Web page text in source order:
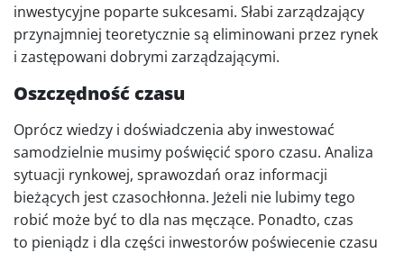
inwestycyjne poparte sukcesami. Słabi zarządzający
przynajmniej teoretycznie są eliminowani przez rynek
i zastępowani dobrymi zarządzającymi.
Oszczędność czasu
Oprócz wiedzy i doświadczenia aby inwestować
samodzielnie musimy poświęcić sporo czasu. Analiza
sytuacji rynkowej, sprawozdań oraz informacji
bieżących jest czasochłonna. Jeżeli nie lubimy tego
robić może być to dla nas męczące. Ponadto, czas
to pieniądz i dla części inwestorów poświecenie czasu